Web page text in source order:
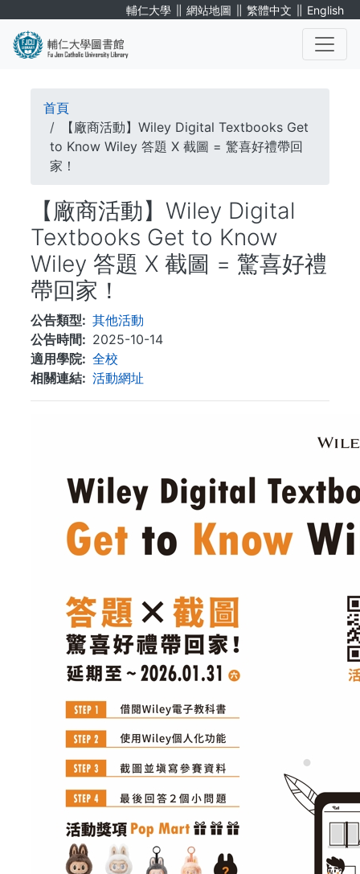
輔仁大學 ∥ 網站地圖 ∥ 繁體中文 ∥ English
導
航
連
結
首頁
【廠商活動】Wiley Digital Textbooks Get
to Know Wiley 答題 X 截圖 = 驚喜好禮帶回
家！
【廠商活動】Wiley Digital
Textbooks Get to Know
Wiley 答題 X 截圖 = 驚喜好禮
帶回家！
公告類型
其他活動
公告時間
2025-10-14
適用學院
全校
相關連結
活動網址